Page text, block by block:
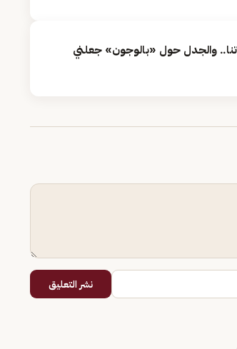
والجدل حول «بالوجون» جعلني
نشر التعليق